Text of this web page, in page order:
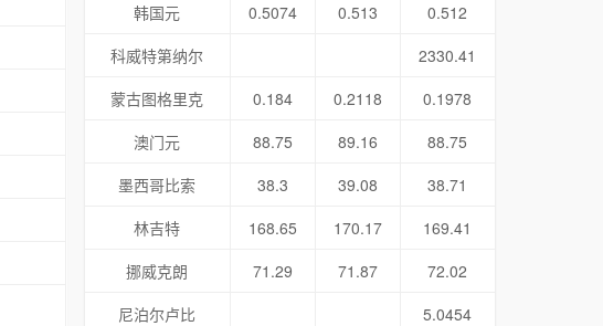
韩国元
0.5074 0.513
0.512
科威特第纳尔
2330.41
蒙古图格里克
0.184 0.2118
0.1978
澳门元
88.75 89.16
88.75
墨西哥比索
38.3 39.08
38.71
林吉特
168.65 170.17
169.41
挪威克朗
71.29 71.87
72.02
尼泊尔卢比
5.0454